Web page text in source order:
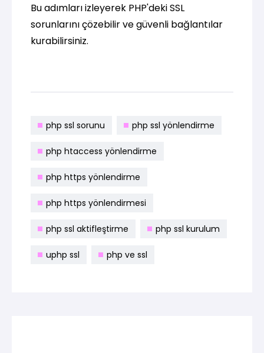
Bu adımları izleyerek PHP'deki SSL
sorunlarını çözebilir ve güvenli bağlantılar
kurabilirsiniz.
php ssl sorunu php ssl yönlendirme
php htaccess yönlendirme
php https yönlendirme
php https yönlendirmesi
php ssl aktifleştirme php ssl kurulum
uphp ssl php ve ssl